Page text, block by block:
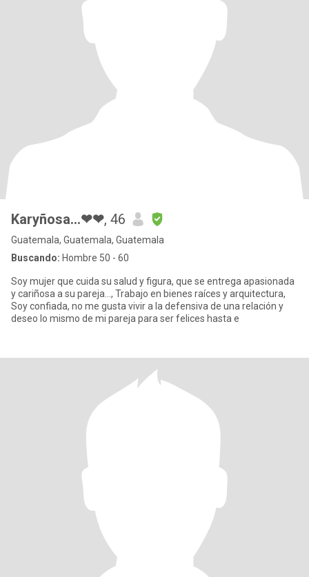
Karyñosa...❤❤, 46
Guatemala, Guatemala, Guatemala
Buscando: Hombre 50 - 60
Soy mujer que cuida su salud y figura, que se entrega apasionada
y cariñosa a su pareja..., Trabajo en bienes raíces y arquitectura,
Soy confiada, no me gusta vivir a la defensiva de una relación y
deseo lo mismo de mi pareja para ser felices hasta e